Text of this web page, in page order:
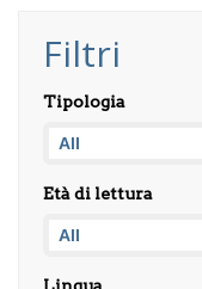
Filtri
Tipologia
Età di lettura
Lingua